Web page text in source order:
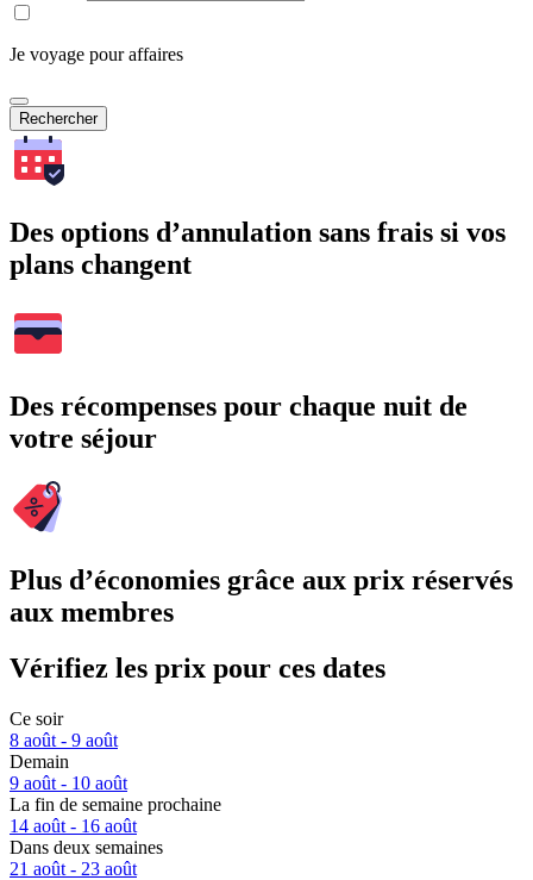
Je voyage pour affaires
Rechercher
Des options d’annulation sans frais si vos
plans changent
Des récompenses pour chaque nuit de
votre séjour
Plus d’économies grâce aux prix réservés
aux membres
Vérifiez les prix pour ces dates
Ce soir
8 août - 9 août
Demain
9 août - 10 août
La fin de semaine prochaine
14 août - 16 août
Dans deux semaines
21 août - 23 août